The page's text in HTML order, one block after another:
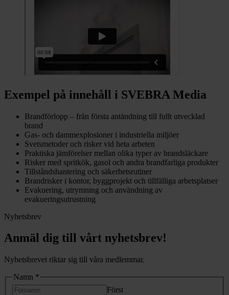
Exempel på innehåll i SVEBRA Media
Brandförlopp – från första antändning till fullt utvecklad
brand
Gas- och dammexplosioner i industriella miljöer
Svetsmetoder och risker vid heta arbeten
Praktiska jämförelser mellan olika typer av brandsläckare
Risker med spritkök, gasol och andra brandfarliga produkter
Tillståndshantering och säkerhetsrutiner
Brandrisker i kontor, byggprojekt och tillfälliga arbetsplatser
Evakuering, utrymning och användning av
evakueringsutrustning
Nyhetsbrev
Anmäl dig till vårt nyhetsbrev!
Nyhetsbrevet riktar sig till våra medlemmar.
Namn *
Först